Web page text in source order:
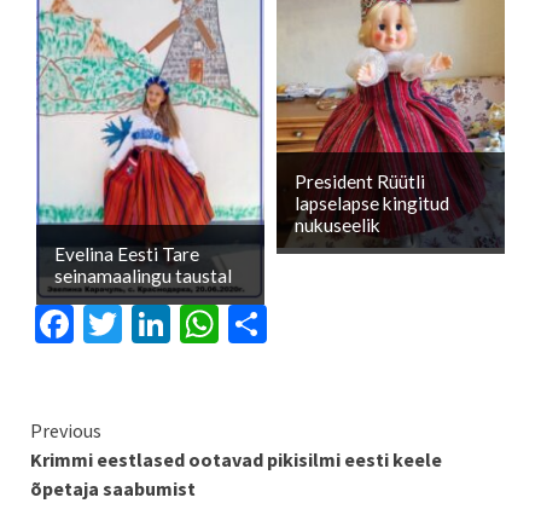
Evelina Eesti Tare
seinamaalingu taustal
President Rüütli
lapselapse kingitud
nukuseelik
Facebook
Twitter
LinkedIn
WhatsApp
Continue
Reading
Previous
Krimmi eestlased ootavad pikisilmi eesti keele
õpetaja saabumist